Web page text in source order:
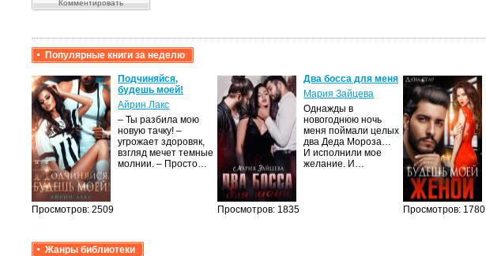
Популярные книги за неделю
Просмотров: 2509
Подчиняйся,
будешь моей!
Айрин Лакс
– Ты разбила мою
новую тачку! –
угрожает здоровяк,
взгляд мечет темные
молнии. – Просто…
Просмотров: 1835
Два босса для меня
Мария Зайцева
Однажды в
новогоднюю ночь
меня поймали целых
два Деда Мороза…
И исполнили мое
желание. И…
Просмотров: 1780
Жанры библиотеки